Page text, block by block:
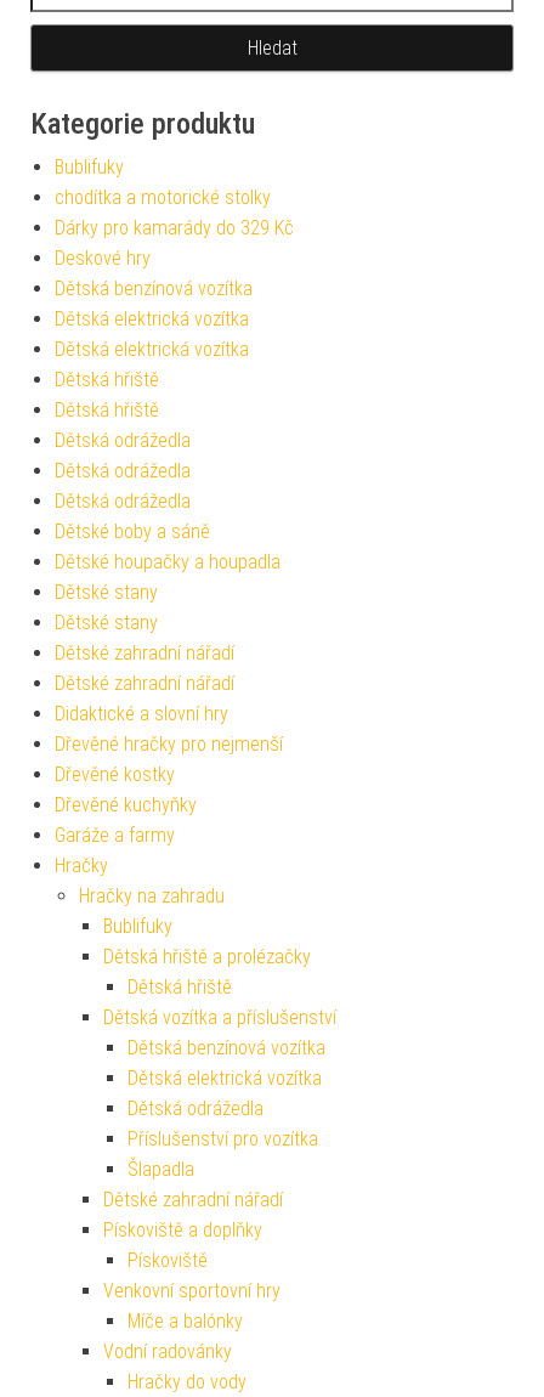
Kategorie produktu
Bublifuky
chodítka a motorické stolky
Dárky pro kamarády do 329 Kč
Deskové hry
Dětská benzínová vozítka
Dětská elektrická vozítka
Dětská elektrická vozítka
Dětská hřiště
Dětská hřiště
Dětská odrážedla
Dětská odrážedla
Dětská odrážedla
Dětské boby a sáně
Dětské houpačky a houpadla
Dětské stany
Dětské stany
Dětské zahradní nářadí
Dětské zahradní nářadí
Didaktické a slovní hry
Dřevěné hračky pro nejmenší
Dřevěné kostky
Dřevěné kuchyňky
Garáže a farmy
Hračky
Hračky na zahradu
Bublifuky
Dětská hřiště a prolézačky
Dětská hřiště
Dětská vozítka a příslušenství
Dětská benzínová vozítka
Dětská elektrická vozítka
Dětská odrážedla
Příslušenství pro vozítka
Šlapadla
Dětské zahradní nářadí
Pískoviště a doplňky
Pískoviště
Venkovní sportovní hry
Míče a balónky
Vodní radovánky
Hračky do vody